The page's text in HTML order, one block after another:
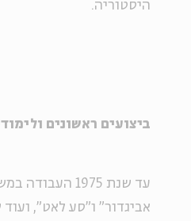
היסטוריה.
ביצועים ראשונים
עד שנת 1975
אביגדור" ו"סע לאט",